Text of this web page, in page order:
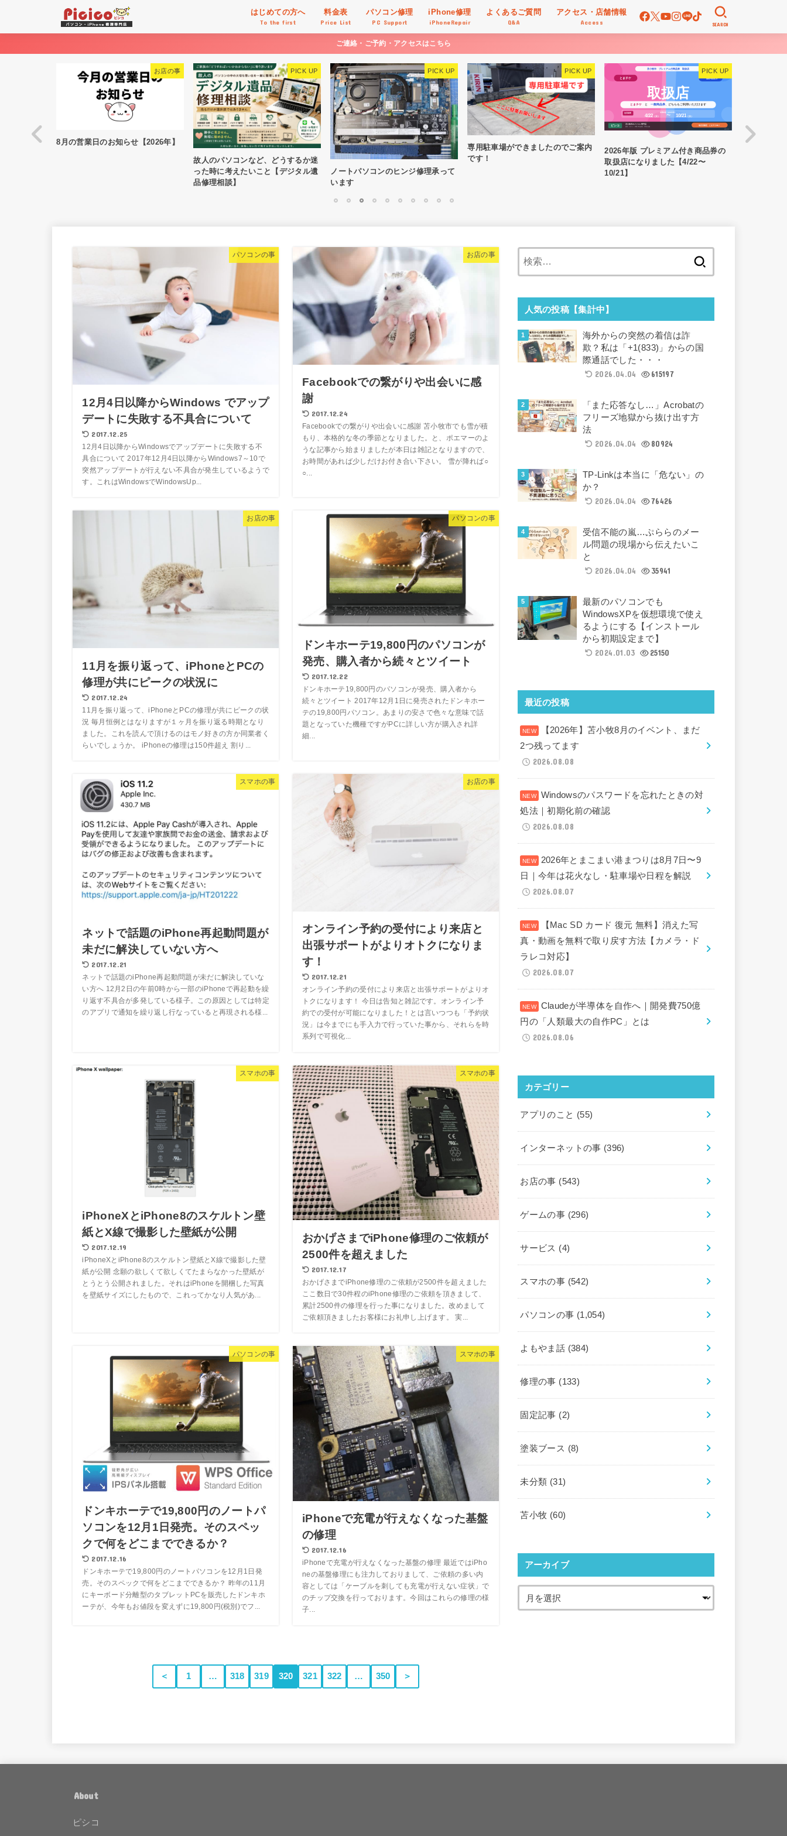
はじめての方へ
To the first
料金表
Price List
パソコン修理
PC Support
iPhone修理
iPhoneRepair
よくあるご質問
Q&A
アクセス・店舗情報
Access SEARCH
ご連絡・ご予約・アクセスはこちら
お店の事
8月の営業日のお知らせ【2026年】
故人のパソコンなど、どうするか迷
った時に考えたいこと【デジタル遺
品修理相談】
ノートパソコンのヒンジ修理承って
います
専用駐車場ができましたのでご案内
です！
2026年版 プレミアム付き商品券の
取扱店になりました【4/22〜
10/21】
パソコンの事
12月4日以降からWindows でアップ
デートに失敗する不具合について
2017.12.25
12月4日以降からWindowsでアップデートに失敗する不
具合について 2017年12月4日以降からWindows7～10で
突然アップデートが行えない不具合が発生しているようで
す。これはWindowsでWindowsUp...
お店の事
Facebookでの繋がりや出会いに感
謝
2017.12.24
Facebookでの繋がりや出会いに感謝 苫小牧市でも雪が積
もり、本格的な冬の季節となりました。と、ポエマーのよ
うな記事から始まりましたが本日は雑記となりますので、
お時間があれば少しだけお付き合い下さい。 雪が降れば○
○...
お店の事
11月を振り返って、iPhoneとPCの
修理が共にピークの状況に
2017.12.24
11月を振り返って、iPhoneとPCの修理が共にピークの状
況 毎月恒例とはなりますが１ヶ月を振り返る時期となり
ました。これを読んで頂けるのはモノ好きの方か同業者く
らいでしょうか。 iPhoneの修理は150件超え 割り...
パソコンの事
ドンキホーテ19,800円のパソコンが
発売、購入者から続々とツイート
2017.12.22
ドンキホーテ19,800円のパソコンが発売、購入者から
続々とツイート 2017年12月1日に発売されたドンキホー
テの19,800円パソコン。あまりの安さで色々な意味で話
題となっていた機種ですがPCに詳しい方が購入され詳
細...
スマホの事
ネットで話題のiPhone再起動問題が
未だに解決していない方へ
2017.12.21
ネットで話題のiPhone再起動問題が未だに解決していな
い方へ 12月2日の午前0時から一部のiPhoneで再起動を繰
り返す不具合が多発している様子。この原因としては特定
のアプリで通知を繰り返し行なっていると再現される様...
お店の事
オンライン予約の受付により来店と
出張サポートがよりオトクになりま
す！
2017.12.21
オンライン予約の受付により来店と出張サポートがよりオ
トクになります！ 今日は告知と雑記です。オンライン予
約での受付が可能になりました！とは言いつつも「予約状
況」は今までにも手入力で行っていた事から、それらを時
系列で可視化...
スマホの事
iPhoneXとiPhone8のスケルトン壁
紙とX線で撮影した壁紙が公開
2017.12.19
iPhoneXとiPhone8のスケルトン壁紙とX線で撮影した壁
紙が公開 念願の欲しくて欲しくてたまらなかった壁紙が
とうとう公開されました。それはiPhoneを開梱した写真
を壁紙サイズにしたもので、これってかなり人気があ...
スマホの事
おかげさまでiPhone修理のご依頼が
2500件を超えました
2017.12.17
おかげさまでiPhone修理のご依頼が2500件を超えました
ここ数日で30件程のiPhone修理のご依頼を頂きまして、
累計2500件の修理を行った事になりました。改めまして
ご依頼頂きましたお客様にお礼申し上げます。 実...
パソコンの事
ドンキホーテで19,800円のノートパ
ソコンを12月1日発売。そのスペッ
クで何をどこまでできるか？
2017.12.16
ドンキホーテで19,800円のノートパソコンを12月1日発
売。そのスペックで何をどこまでできるか？ 昨年の11月
にキーボード分離型のタブレットPCを販売したドンキホ
ーテが、今年もお値段を変えずに19,800円(税別)でフ...
スマホの事
iPhoneで充電が行えなくなった基盤
の修理
2017.12.16
iPhoneで充電が行えなくなった基盤の修理 最近ではiPho
neの基盤修理にも注力しておりまして、ご依頼の多い内
容としては「ケーブルを刺しても充電が行えない症状」で
のチップ交換を行っております。今回はこれらの修理の様
子...
＜ 1 … 318 319 320 321 322 … 350 ＞
人気の投稿【集計中】
海外からの突然の着信は詐
欺？私は「+1(833)」からの国
際通話でした・・・
2026.04.04
615197
「また応答なし…」Acrobatの
フリーズ地獄から抜け出す方
法
2026.04.04
80924
TP-Linkは本当に「危ない」の
か？
2026.04.04
76426
受信不能の嵐…ぷららのメー
ル問題の現場から伝えたいこ
と
2026.04.04
35941
最新のパソコンでも
WindowsXPを仮想環境で使え
るようにする【インストール
から初期設定まで】
2024.01.03
25150
最近の投稿
【2026年】苫小牧8月のイベント、まだ
2つ残ってます
2026.08.08
Windowsのパスワードを忘れたときの対
処法｜初期化前の確認
2026.08.08
2026年とまこまい港まつりは8月7日〜9
日｜今年は花火なし・駐車場や日程を解説
2026.08.07
【Mac SD カード 復元 無料】消えた写
真・動画を無料で取り戻す方法【カメラ・ド
ラレコ対応】
2026.08.07
Claudeが半導体を自作へ｜開発費750億
円の「人類最大の自作PC」とは
2026.08.06
カテゴリー
アプリのこと (55)
インターネットの事 (396)
お店の事 (543)
ゲームの事 (296)
サービス (4)
スマホの事 (542)
パソコンの事 (1,054)
よもやま話 (384)
修理の事 (133)
固定記事 (2)
塗装ブース (8)
未分類 (31)
苫小牧 (60)
アーカイブ
About
ピシコ